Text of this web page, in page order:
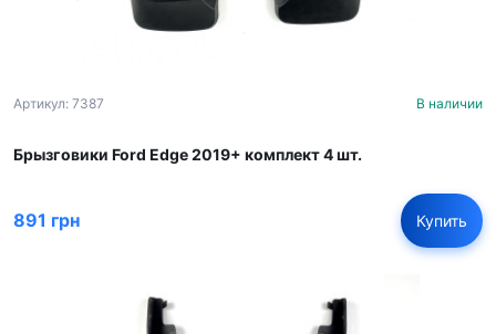
Артикул: 7387 В наличии
Брызговики Ford Edge 2019+ комплект 4 шт.
891 грн Купить